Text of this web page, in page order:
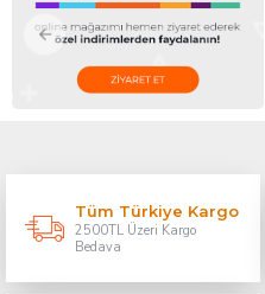
Tüm Türkiye Kargo
2500TL Üzeri Kargo
Bedava